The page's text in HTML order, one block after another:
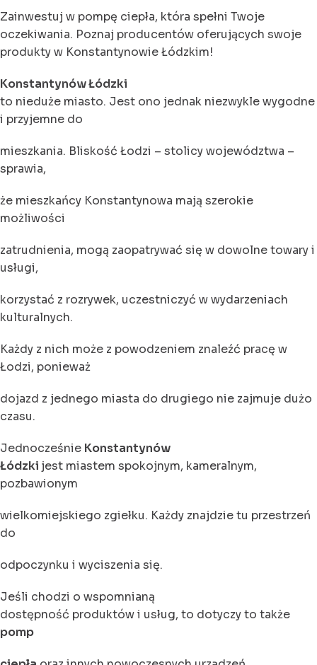
Zainwestuj w pompę ciepła, która spełni Twoje
oczekiwania. Poznaj producentów oferujących swoje
produkty w Konstantynowie Łódzkim!
Konstantynów Łódzki
to nieduże miasto. Jest ono jednak niezwykle wygodne
i przyjemne do
mieszkania. Bliskość Łodzi – stolicy województwa –
sprawia,
że mieszkańcy Konstantynowa mają szerokie
możliwości
zatrudnienia, mogą zaopatrywać się w dowolne towary i
usługi,
korzystać z rozrywek, uczestniczyć w wydarzeniach
kulturalnych.
Każdy z nich może z powodzeniem znaleźć pracę w
Łodzi, ponieważ
dojazd z jednego miasta do drugiego nie zajmuje dużo
czasu.
Jednocześnie Konstantynów
Łódzki jest miastem spokojnym, kameralnym,
pozbawionym
wielkomiejskiego zgiełku. Każdy znajdzie tu przestrzeń
do
odpoczynku i wyciszenia się.
Jeśli chodzi o wspomnianą
dostępność produktów i usług, to dotyczy to także
pomp